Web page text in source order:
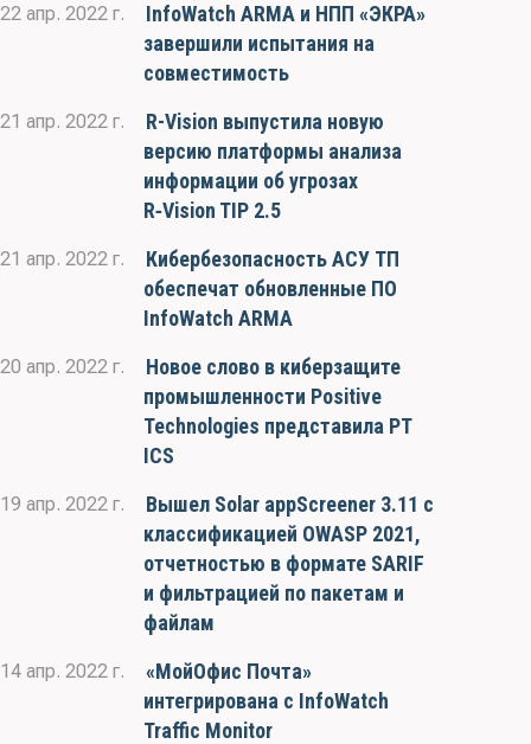
22 апр. 2022 г.
InfoWatch ARMA и НПП «ЭКРА»
завершили испытания на
совместимость
21 апр. 2022 г.
R-Vision выпустила новую
версию платформы анализа
информации об угрозах
R‑Vision TIP 2.5
21 апр. 2022 г.
Кибербезопасность АСУ ТП
обеспечат обновленные ПО
InfoWatch ARMA
20 апр. 2022 г.
Новое слово в киберзащите
промышленности Positive
Technologies представила PT
ICS
19 апр. 2022 г.
Вышел Solar appScreener 3.11 с
классификацией OWASP 2021,
отчетностью в формате SARIF
и фильтрацией по пакетам и
файлам
14 апр. 2022 г.
«МойОфис Почта»
интегрирована с InfoWatch
Traffic Monitor